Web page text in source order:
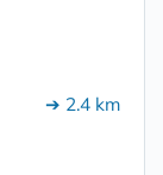
➔ 2.4 km